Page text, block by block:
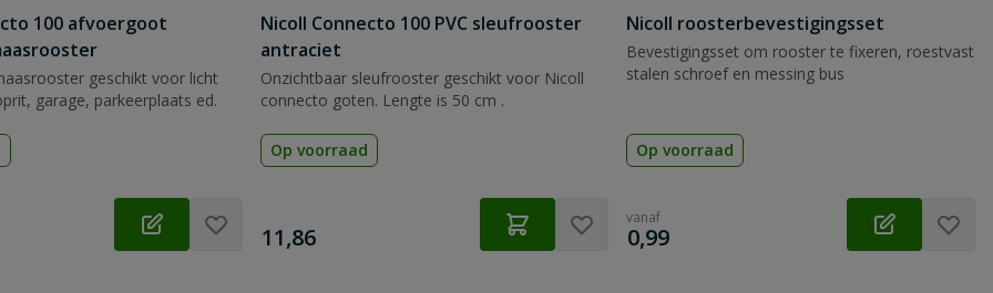
100 afvoergoot
geschikt voor licht
garage, parkeerplaats ed.
Nicoll Connecto 100 PVC sleufrooster
antraciet
Onzichtbaar sleufrooster geschikt voor Nicoll
connecto goten. Lengte is 50 cm .
Op voorraad
€
11,86
Nicoll roosterbevestigingsset
Bevestigingsset om rooster te fixeren, roestvast
stalen schroef en messing bus
Op voorraad
vanaf
€
0,99